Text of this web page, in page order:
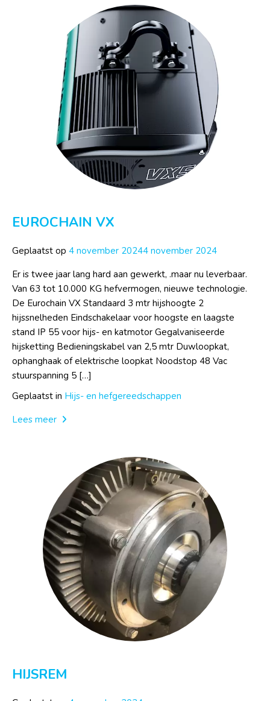
EUROCHAIN VX
Geplaatst op 4 november 20244 november 2024
Er is twee jaar lang hard aan gewerkt, .maar nu leverbaar.
Van 63 tot 10.000 KG hefvermogen, nieuwe technologie.
De Eurochain VX Standaard 3 mtr hijshoogte 2
hijssnelheden Eindschakelaar voor hoogste en laagste
stand IP 55 voor hijs- en katmotor Gegalvaniseerde
hijsketting Bedieningskabel van 2,5 mtr Duwloopkat,
ophanghaak of elektrische loopkat Noodstop 48 Vac
stuurspanning 5 […]
Geplaatst in Hijs- en hefgereedschappen
Lees meer
HIJSREM